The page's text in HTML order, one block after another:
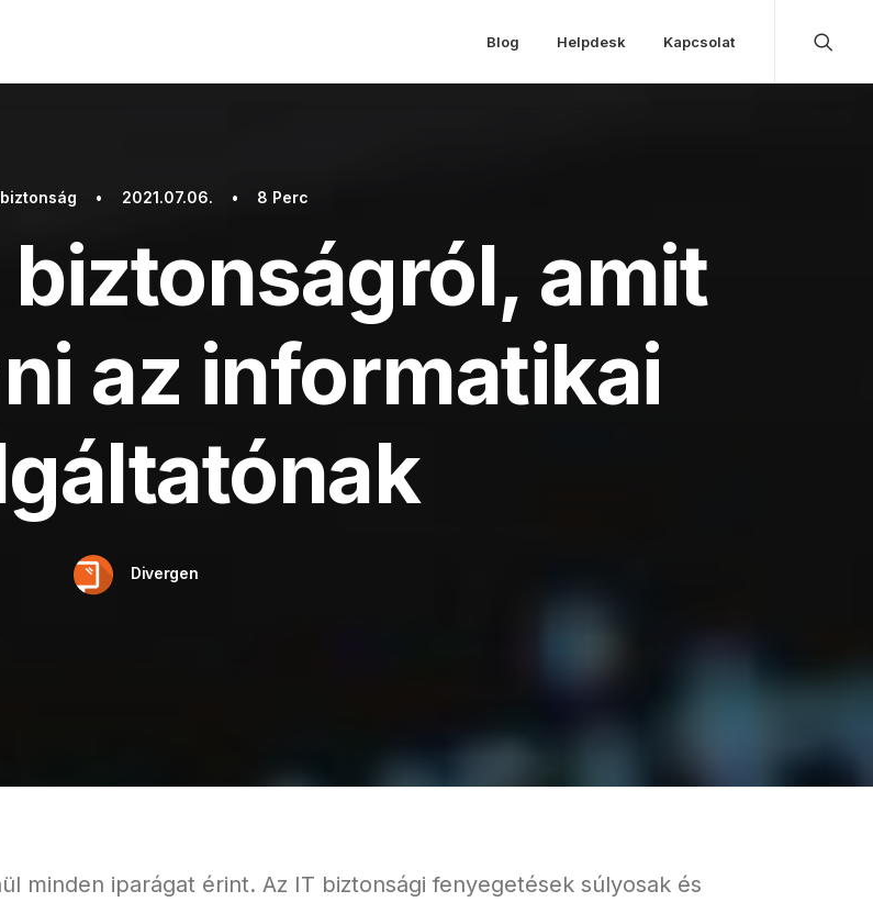
Blog Helpdesk Kapcsolat
• 2021.07.06. • 8 Perc
biztonságról, amit
az informatikai
Divergen
minden iparágat érint. Az IT biztonsági fenyegetések súlyosak és